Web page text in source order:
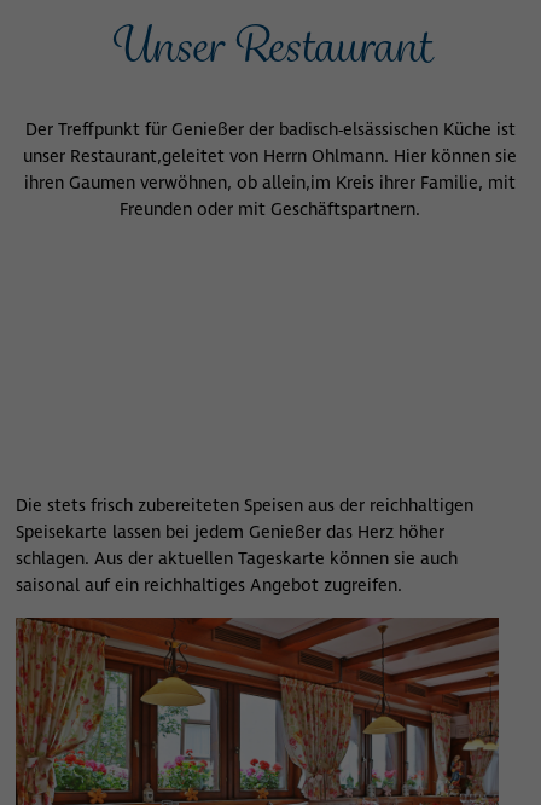
Unser Restaurant
Der Treffpunkt für Genießer der badisch-elsässischen Küche ist
unser Restaurant,geleitet von Herrn Ohlmann. Hier können sie
ihren Gaumen verwöhnen, ob allein,im Kreis ihrer Familie, mit
Freunden oder mit Geschäftspartnern.
Die stets frisch zubereiteten Speisen aus der reichhaltigen
Speisekarte lassen bei jedem Genießer das Herz höher
schlagen. Aus der aktuellen Tageskarte können sie auch
saisonal auf ein reichhaltiges Angebot zugreifen.